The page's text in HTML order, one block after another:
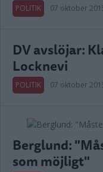
POLITIK 07 oktober
DV avslöjar:
Locknevi
POLITIK 07 oktober
Berglund:
som möjligt"